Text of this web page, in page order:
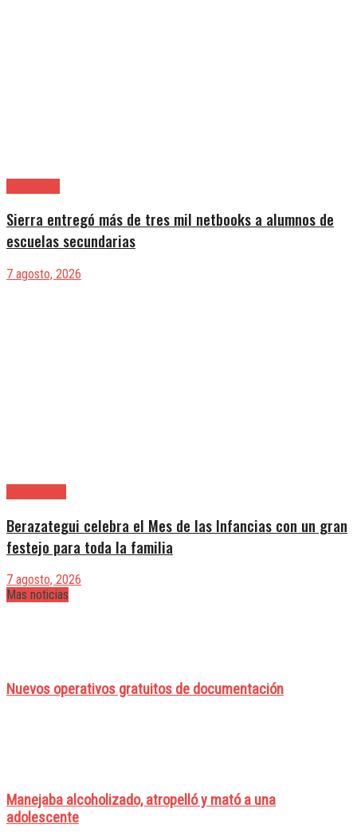
Sierra entregó más de tres mil netbooks a alumnos de
escuelas secundarias
7 agosto, 2026
Berazategui celebra el Mes de las Infancias con un gran
festejo para toda la familia
7 agosto, 2026
Mas noticias
Nuevos operativos gratuitos de documentación
Manejaba alcoholizado, atropelló y mató a una
adolescente